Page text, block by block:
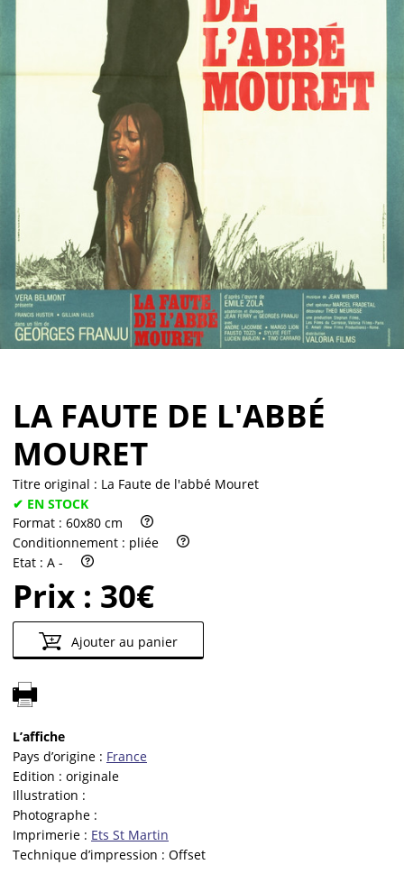
Vendre
LA FAUTE DE L'ABBÉ
MOURET
Titre original : La Faute de l'abbé Mouret
✔ EN STOCK
Format : 60x80 cm
Conditionnement : pliée
Etat : A -
Prix : 30€
Ajouter au panier
L’affiche
Pays d’origine : France
Edition : originale
Illustration :
Photographe :
Imprimerie : Ets St Martin
Technique d’impression : Offset